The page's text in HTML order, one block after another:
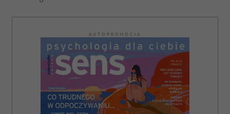
AUTOPROMOCJA